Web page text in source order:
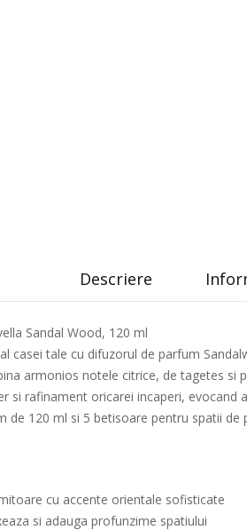
Descriere
Sandal Wood, 120 ml
casei tale cu difuzorul de parfum
armonios notele citrice, de tagetes si
si rafinament oricarei incaperi,
de 120 ml si 5 betisoare pentru spatii
cu accente orientale sofisticate
si adauga profunzime spatiului